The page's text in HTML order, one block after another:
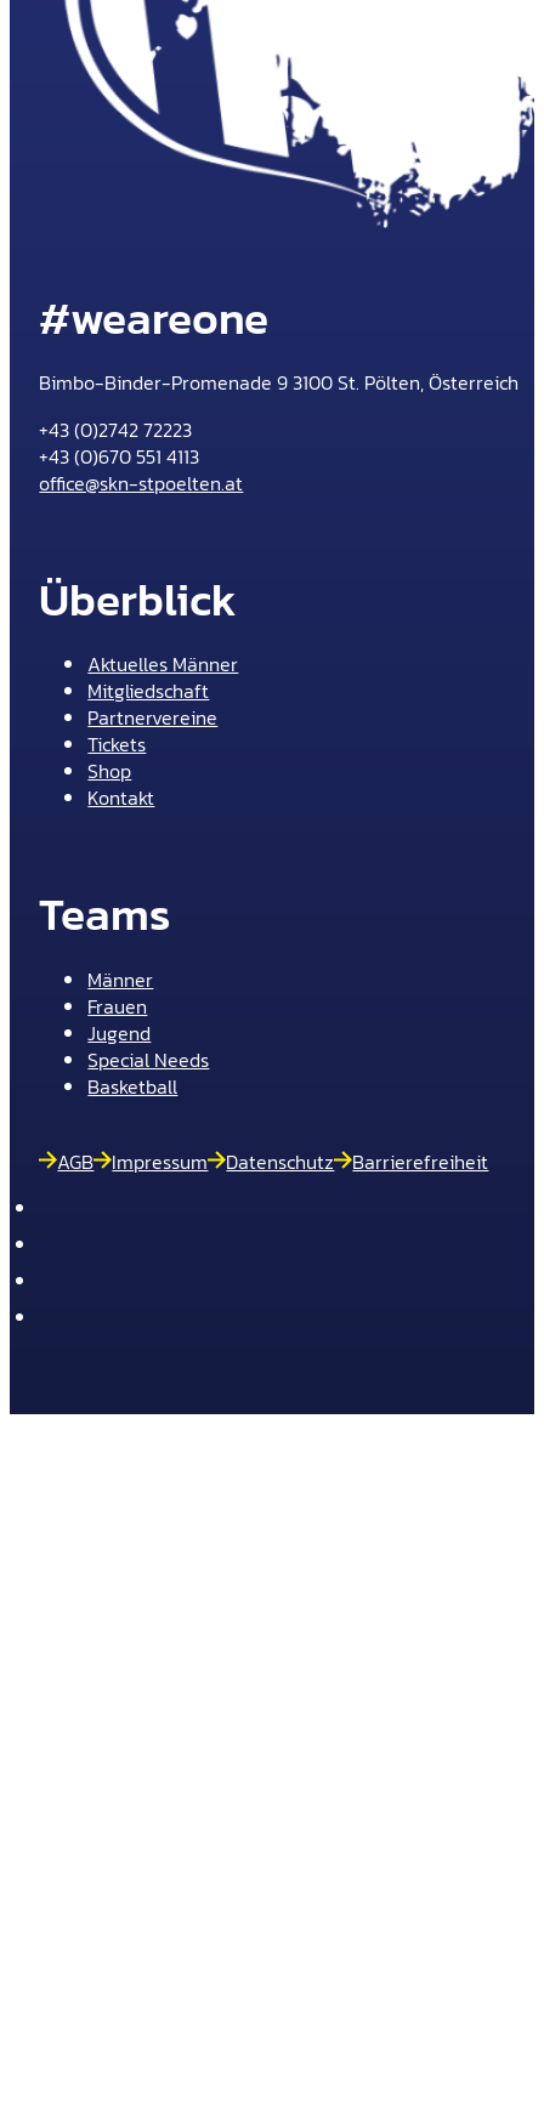
#weareone
Bimbo-Binder-Promenade 9 3100 St. Pölten, Österreich
+43 (0)2742 72223
+43 (0)670 551 4113
office@skn-stpoelten.at
Überblick
Aktuelles Männer
Mitgliedschaft
Partnervereine
Tickets
Shop
Kontakt
Teams
Männer
Frauen
Jugend
Special Needs
Basketball
AGB Impressum Datenschutz Barrierefreiheit